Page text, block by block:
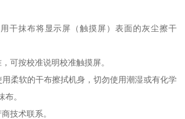
干抹布将显示屏（触摸屏）表面的灰尘擦干
可按校准说明校准触摸屏。
柔软的干布擦拭机身，切勿使用潮湿或有化学
。
技术联系。